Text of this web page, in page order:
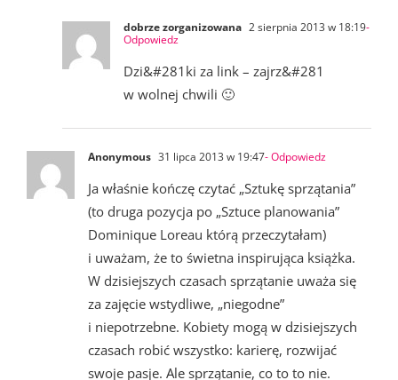
dobrze zorganizowana 2 sierpnia 2013 w 18:19-
Odpowiedz
Dzi&#281ki za link – zajrz&#281
w wolnej chwili 🙂
Anonymous 31 lipca 2013 w 19:47- Odpowiedz
Ja właśnie kończę czytać „Sztukę sprzątania”
(to druga pozycja po „Sztuce planowania”
Dominique Loreau którą przeczytałam)
i uważam, że to świetna inspirująca książka.
W dzisiejszych czasach sprzątanie uważa się
za zajęcie wstydliwe, „niegodne”
i niepotrzebne. Kobiety mogą w dzisiejszych
czasach robić wszystko: karierę, rozwijać
swoje pasje. Ale sprzątanie, co to to nie.